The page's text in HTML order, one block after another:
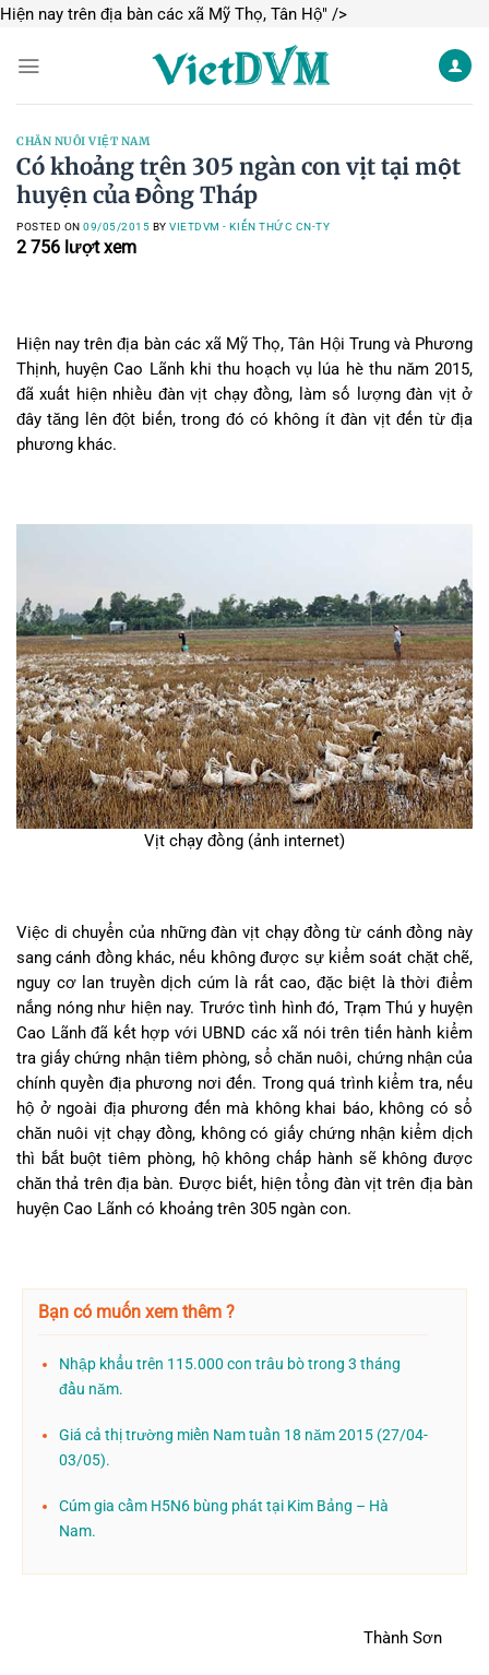
Hiện nay trên địa bàn các xã Mỹ Thọ, Tân Hộ" />Skip
CHĂN NUÔI VIỆT NAM
Có khoảng trên 305 ngàn con vịt tại một
huyện của Đồng Tháp
POSTED ON09/05/2015 BYVIETDVM - KIẾN THỨC CN-TY
2 756 lượt xem
Hiện nay trên địa bàn các xã Mỹ Thọ, Tân Hội Trung và Phương
Thịnh, huyện Cao Lãnh khi thu hoạch vụ lúa hè thu năm 2015,
đã xuất hiện nhiều đàn vịt chạy đồng, làm số lượng đàn vịt ở
đây tăng lên đột biến, trong đó có không ít đàn vịt đến từ địa
phương khác.
Vịt chạy đồng (ảnh internet)
Việc di chuyển của những đàn vịt chạy đồng từ cánh đồng này
sang cánh đồng khác, nếu không được sự kiểm soát chặt chẽ,
nguy cơ lan truyền dịch cúm là rất cao, đặc biệt là thời điểm
nắng nóng như hiện nay. Trước tình hình đó, Trạm Thú y huyện
Cao Lãnh đã kết hợp với UBND các xã nói trên tiến hành kiểm
tra giấy chứng nhận tiêm phòng, sổ chăn nuôi, chứng nhận của
chính quyền địa phương nơi đến. Trong quá trình kiểm tra, nếu
hộ ở ngoài địa phương đến mà không khai báo, không có sổ
chăn nuôi vịt chạy đồng, không có giấy chứng nhận kiểm dịch
thì bắt buột tiêm phòng, hộ không chấp hành sẽ không được
chăn thả trên địa bàn. Được biết, hiện tổng đàn vịt trên địa bàn
huyện Cao Lãnh có khoảng trên 305 ngàn con.
Bạn có muốn xem thêm ?
Nhập khẩu trên 115.000 con trâu bò trong 3 tháng
đầu năm.
Giá cả thị trường miền Nam tuần 18 năm 2015 (27/04-
03/05).
Cúm gia cầm H5N6 bùng phát tại Kim Bảng – Hà
Nam.
Thành Sơn